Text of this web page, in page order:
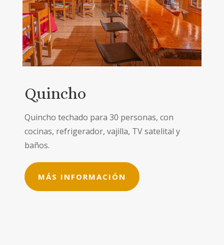
Quincho
Quincho techado para 30 personas, con
cocinas, refrigerador, vajilla, TV satelital y
baños.
MÁS INFORMACIÓN